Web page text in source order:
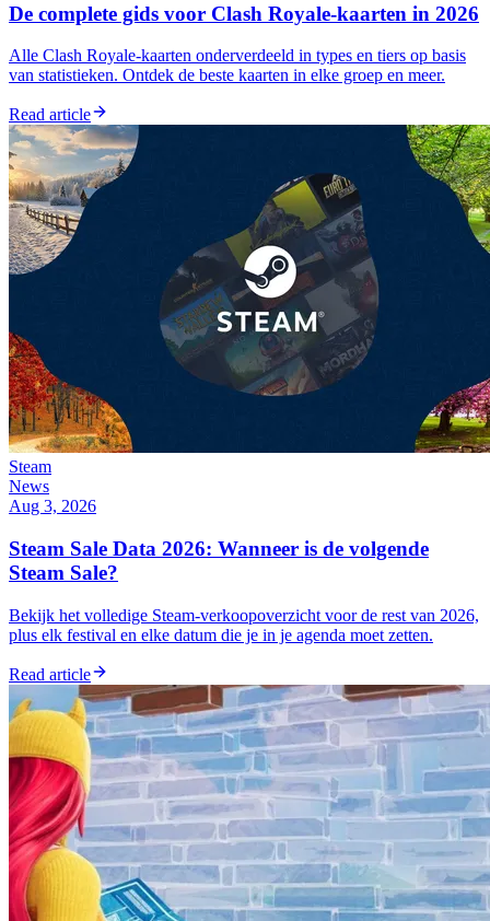
De complete gids voor Clash Royale-kaarten in 2026
Alle Clash Royale-kaarten onderverdeeld in types en tiers op basis
van statistieken. Ontdek de beste kaarten in elke groep en meer.
Read article
Steam
News
Aug 3, 2026
Steam Sale Data 2026: Wanneer is de volgende
Steam Sale?
Bekijk het volledige Steam-verkoopoverzicht voor de rest van 2026,
plus elk festival en elke datum die je in je agenda moet zetten.
Read article